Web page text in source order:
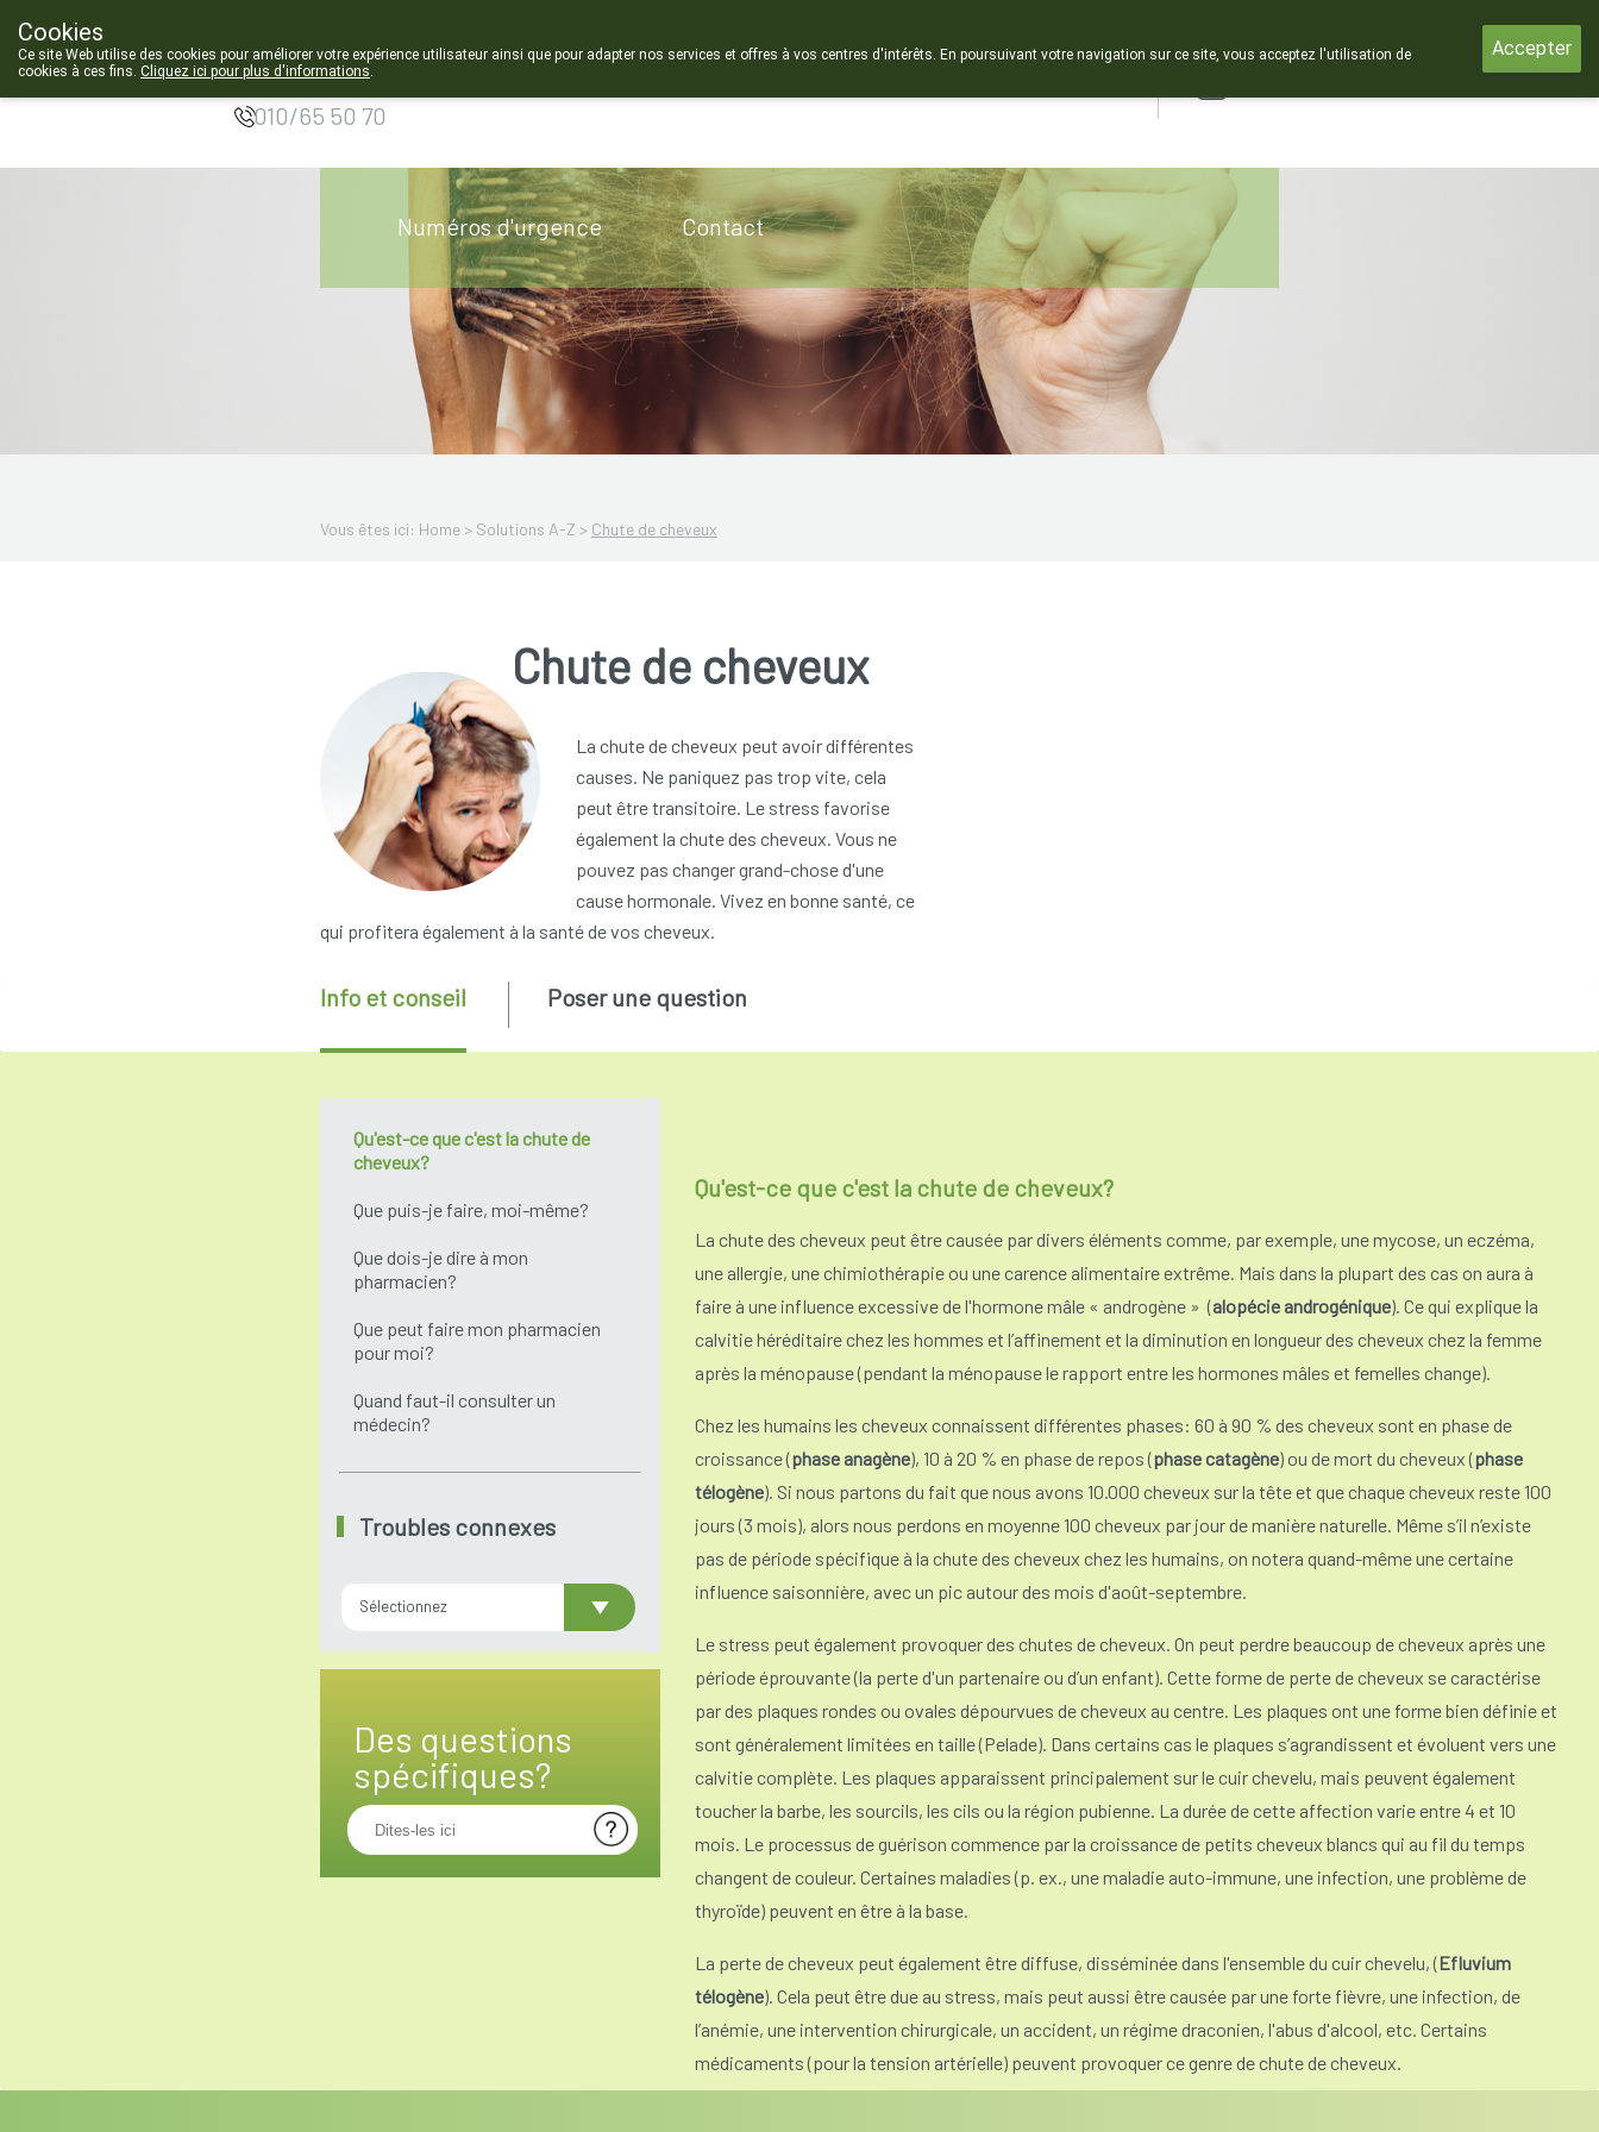
Pharmacie de
Chastre
010/65 50 70
Numéros d'urgence Contact
Vous êtes ici: Home > Solutions A-Z > Chute de cheveux
Chute de cheveux
La chute de cheveux peut avoir différentes
causes. Ne paniquez pas trop vite, cela
peut être transitoire. Le stress favorise
également la chute des cheveux. Vous ne
pouvez pas changer grand-chose d'une
cause hormonale. Vivez en bonne santé, ce
qui profitera également à la santé de vos cheveux.
Qu'est-ce que c'est la chute de
cheveux?
Que puis-je faire, moi-même?
Que dois-je dire à mon
pharmacien?
Que peut faire mon pharmacien
pour moi?
Quand faut-il consulter un
médecin?
Troubles connexes
Sélectionnez
Des questions
spécifiques?
Info et conseil Poser une question
Qu'est-ce que c'est la chute de cheveux?
La chute des cheveux peut être causée par divers éléments comme, par exemple, une mycose, un eczéma,
une allergie, une chimiothérapie ou une carence alimentaire extrême. Mais dans la plupart des cas on aura à
faire à une influence excessive de l'hormone mâle « androgène » (alopécie androgénique). Ce qui explique la
calvitie héréditaire chez les hommes et l’affinement et la diminution en longueur des cheveux chez la femme
après la ménopause (pendant la ménopause le rapport entre les hormones mâles et femelles change).
Chez les humains les cheveux connaissent différentes phases: 60 à 90 % des cheveux sont en phase de
croissance (phase anagène), 10 à 20 % en phase de repos (phase catagène) ou de mort du cheveux (phase
télogène). Si nous partons du fait que nous avons 10.000 cheveux sur la tête et que chaque cheveux reste 100
jours (3 mois), alors nous perdons en moyenne 100 cheveux par jour de manière naturelle. Même s’il n’existe
pas de période spécifique à la chute des cheveux chez les humains, on notera quand-même une certaine
influence saisonnière, avec un pic autour des mois d'août-septembre.
Le stress peut également provoquer des chutes de cheveux. On peut perdre beaucoup de cheveux après une
période éprouvante (la perte d'un partenaire ou d’un enfant). Cette forme de perte de cheveux se caractérise
par des plaques rondes ou ovales dépourvues de cheveux au centre. Les plaques ont une forme bien définie et
sont généralement limitées en taille (Pelade). Dans certains cas le plaques s’agrandissent et évoluent vers une
calvitie complète. Les plaques apparaissent principalement sur le cuir chevelu, mais peuvent également
toucher la barbe, les sourcils, les cils ou la région pubienne. La durée de cette affection varie entre 4 et 10
mois. Le processus de guérison commence par la croissance de petits cheveux blancs qui au fil du temps
changent de couleur. Certaines maladies (p. ex., une maladie auto-immune, une infection, une problème de
thyroïde) peuvent en être à la base.
La perte de cheveux peut également être diffuse, disséminée dans l'ensemble du cuir chevelu, (Efluvium
télogène). Cela peut être due au stress, mais peut aussi être causée par une forte fièvre, une infection, de
l’anémie, une intervention chirurgicale, un accident, un régime draconien, l'abus d'alcool, etc. Certains
médicaments (pour la tension artérielle) peuvent provoquer ce genre de chute de cheveux.
Cookies
Ce site Web utilise des cookies pour améliorer votre expérience utilisateur ainsi que pour adapter nos services et offres à vos centres d'intérêts. En poursuivant votre navigation sur ce site, vous acceptez l'utilisation de
cookies à ces fins. Cliquez ici pour plus d'informations.
Accepter